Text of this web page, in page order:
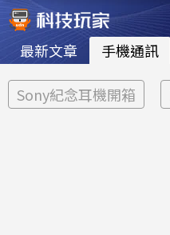
最新文章 手機通訊
Sony紀念耳機開箱